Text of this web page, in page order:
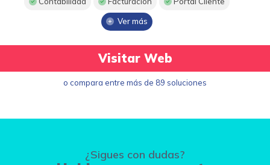
Ver más
Visitar Web
o compara entre más de 89 soluciones
¿Sigues con dudas?